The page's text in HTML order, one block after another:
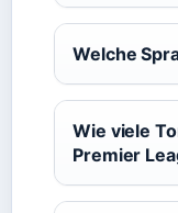
Welche
Wie viele
Premier